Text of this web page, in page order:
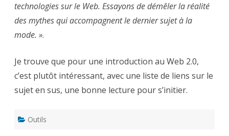
technologies sur le Web. Essayons de démêler la réalité
des mythes qui accompagnent le dernier sujet à la
mode. ».
Je trouve que pour une introduction au Web 2.0,
c’est plutôt intéressant, avec une liste de liens sur le
sujet en sus, une bonne lecture pour s’initier.
Outils